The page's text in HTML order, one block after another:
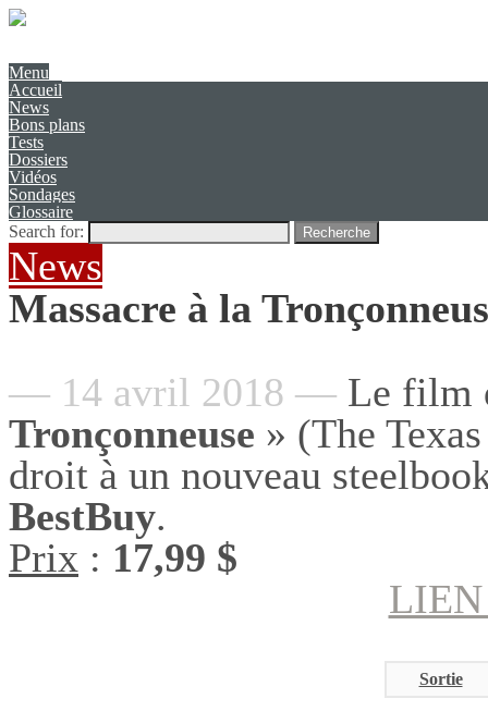
Menu
Accueil
News
Bons plans
Tests
Dossiers
Vidéos
Sondages
Glossaire
Search for:
Recherche
News
Massacre à la
— 14 avril 2018 — Le film
Tronçonneuse » (The
droit à un nouveau
BestBuy.
Prix : 17,99 $
Sortie